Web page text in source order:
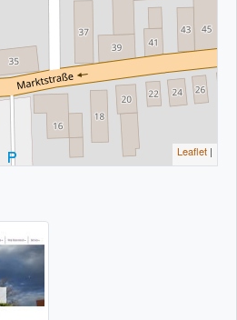
Leaflet |